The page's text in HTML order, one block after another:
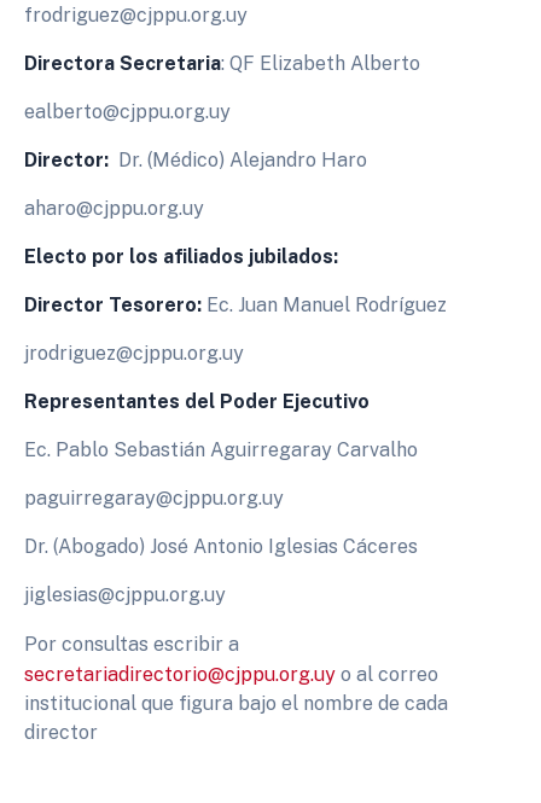
frodriguez@cjppu.org.uy
Directora Secretaria: QF Elizabeth Alberto
ealberto@cjppu.org.uy
Director: Dr. (Médico) Alejandro Haro
aharo@cjppu.org.uy
Electo por los afiliados jubilados:
Director Tesorero: Ec. Juan Manuel Rodríguez
jrodriguez@cjppu.org.uy
Representantes del Poder Ejecutivo
Ec. Pablo Sebastián Aguirregaray Carvalho
paguirregaray@cjppu.org.uy
Dr. (Abogado) José Antonio Iglesias Cáceres
jiglesias@cjppu.org.uy
Por consultas escribir a
secretariadirectorio@cjppu.org.uy o al correo
institucional que figura bajo el nombre de cada
director